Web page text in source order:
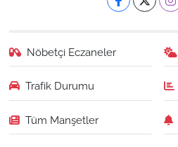
Nöbetçi Eczaneler
Trafik Durumu
Tüm Manşetler